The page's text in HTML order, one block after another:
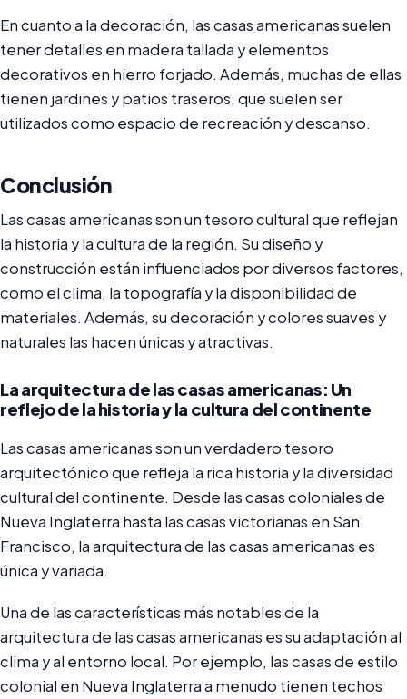
En cuanto a la decoración, las casas americanas suelen
tener detalles en madera tallada y elementos
decorativos en hierro forjado. Además, muchas de ellas
tienen jardines y patios traseros, que suelen ser
utilizados como espacio de recreación y descanso.
Conclusión
Las casas americanas son un tesoro cultural que reflejan
la historia y la cultura de la región. Su diseño y
construcción están influenciados por diversos factores,
como el clima, la topografía y la disponibilidad de
materiales. Además, su decoración y colores suaves y
naturales las hacen únicas y atractivas.
La arquitectura de las casas americanas: Un
reflejo de la historia y la cultura del continente
Las casas americanas son un verdadero tesoro
arquitectónico que refleja la rica historia y la diversidad
cultural del continente. Desde las casas coloniales de
Nueva Inglaterra hasta las casas victorianas en San
Francisco, la arquitectura de las casas americanas es
única y variada.
Una de las características más notables de la
arquitectura de las casas americanas es su adaptación al
clima y al entorno local. Por ejemplo, las casas de estilo
colonial en Nueva Inglaterra a menudo tienen techos